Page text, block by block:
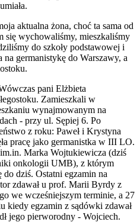
aktualna żona, choć ta sama od
się wychowaliśmy, mieszkaliśmy
do szkoły podstawowej i
na germanistykę do Warszawy, a
pani Elżbieta
Zamieszkali w
wynajmowanym na
- przy ul. Sępiej 6. Po
z roku: Paweł i Krystyna
pracę jako germanistka w III LO.
Marka Wojtukiewicza (dziś
onkologii UMB), z którym
dziś. Ostatni egzamin na
zdawał u prof. Marii Byrdy z
we wcześniejszym terminie, a 27
kiedy egzamin z sądówki zdawał
jego pierworodny - Wojciech.